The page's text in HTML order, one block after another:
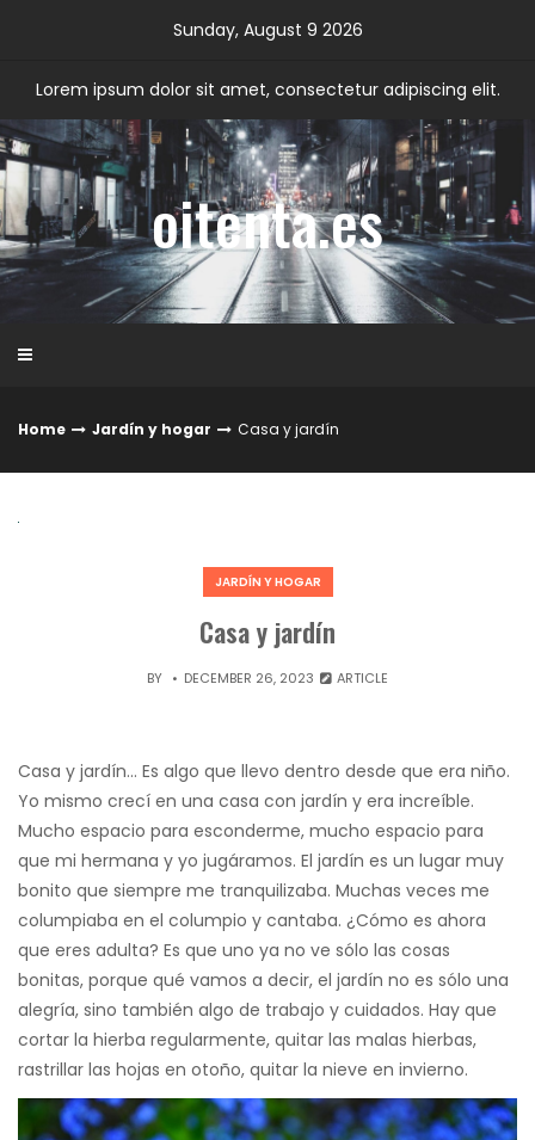
Sunday, August 9 2026
Lorem ipsum dolor sit amet, consectetur adipiscing elit.
oitenta.es
Home Jardín y hogar Casa y jardín
JARDÍN Y HOGAR
Casa y jardín
BY DECEMBER 26, 2023 ARTICLE
Casa y jardín… Es algo que llevo dentro desde que era niño.
Yo mismo crecí en una casa con jardín y era increíble.
Mucho espacio para esconderme, mucho espacio para
que mi hermana y yo jugáramos. El jardín es un lugar muy
bonito que siempre me tranquilizaba. Muchas veces me
columpiaba en el columpio y cantaba. ¿Cómo es ahora
que eres adulta? Es que uno ya no ve sólo las cosas
bonitas, porque qué vamos a decir, el jardín no es sólo una
alegría, sino también algo de trabajo y cuidados. Hay que
cortar la hierba regularmente, quitar las malas hierbas,
rastrillar las hojas en otoño, quitar la nieve en invierno.